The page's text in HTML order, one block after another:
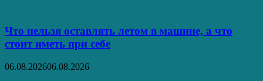
Что нельзя оставлять летом в машине, а что
стоит иметь при себе
06.08.202606.08.2026